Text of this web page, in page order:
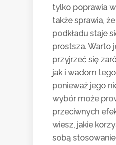
tylko poprawia
także sprawia,
podkładu staje
prostsza. Warto
przyjrzeć się
jak i wadom
ponieważ jego
wybór może
przeciwnych
wiesz, jakie
sobą